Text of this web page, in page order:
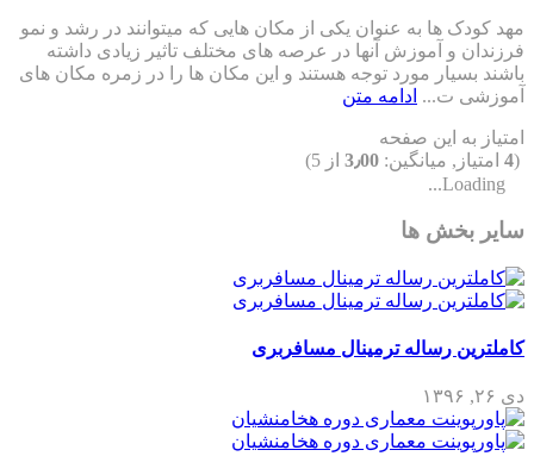
مهد کودک ها به عنوان یکی از مکان هایی که میتوانند در رشد و نمو
فرزندان و آموزش آنها در عرصه های مختلف تاثیر زیادی داشته
باشند بسیار مورد توجه هستند و این مکان ها را در زمره مکان های
آموزشی ت... ادامه متن
امتیاز به این صفحه
(
4 امتیاز, میانگین: 3٫00 از 5)
Loading...
سایر بخش ها
کاملترین رساله ترمینال مسافربری
دی ۲۶, ۱۳۹۶